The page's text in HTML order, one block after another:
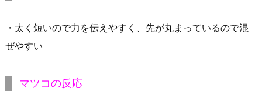
・太く短いので力を伝えやすく、先が丸まっているので混
ぜやすい
マツコの反応